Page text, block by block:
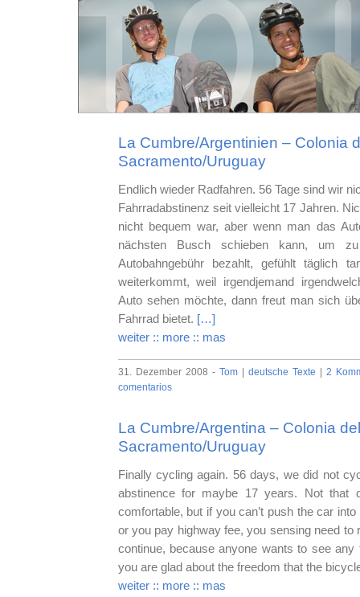
La Cumbre/Argentinien – Colonia
Sacramento/Uruguay
Endlich wieder Radfahren. 56 Tage sind wir
Fahrradabstinenz seit vielleicht 17 Jahren.
nicht bequem war, aber wenn man das
nächsten Busch schieben kann, um
Autobahngebühr bezahlt, gefühlt täglich
weiterkommt, weil irgendjemand
Auto sehen möchte, dann freut man sich
Fahrrad bietet. […]
weiter :: more :: mas
31. Dezember 2008 - Tom| deutsche Texte |2
comentarios
La Cumbre/Argentina – Colonia del
Sacramento/Uruguay
Finally cycling again. 56 days, we did not
abstinence for maybe 17 years. Not that
comfortable, but if you can’t push the car
or you pay highway fee, you sensing need to
continue, because anyone wants to see
you are glad about the freedom that the
weiter :: more :: mas